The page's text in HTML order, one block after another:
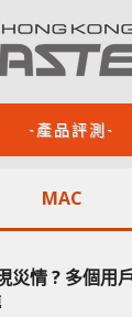
-產品評測-
MAC
情 ? 多個用